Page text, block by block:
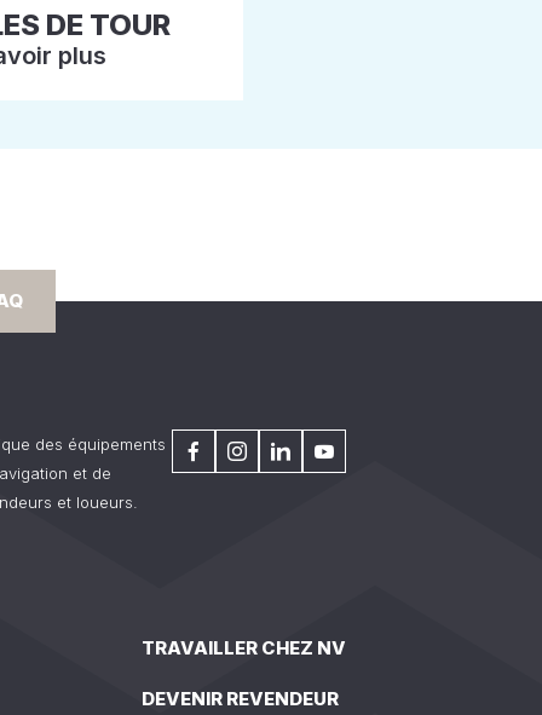
DE TOUR
plus
des équipements
et de
et loueurs.
TRAVAILLER CHEZ NV
DEVENIR REVENDEUR